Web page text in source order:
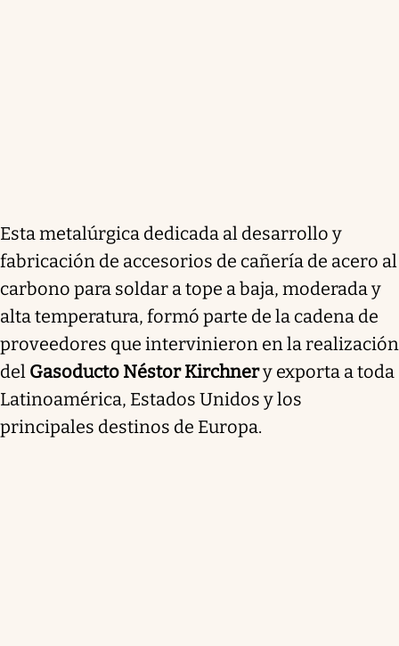
Esta metalúrgica dedicada al desarrollo y
fabricación de accesorios de cañería de acero al
carbono para soldar a tope a baja, moderada y
alta temperatura, formó parte de la cadena de
proveedores que intervinieron en la realización
del Gasoducto Néstor Kirchnery exporta a toda
Latinoamérica, Estados Unidos y los
principales destinos de Europa.